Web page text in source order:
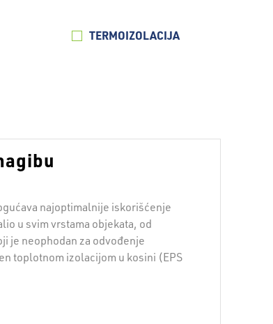
TERMOIZOLACIJA
najoptimalnije iskorišćenje
u svim vrstama objekata, od
je neophodan za odvođenje
toplotnom izolacijom u kosini (EPS